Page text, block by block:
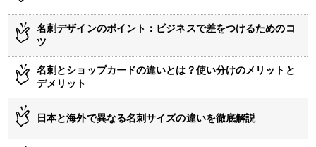
名刺デザインのポイント：ビジネスで差をつけるためのコ
ツ
名刺とショップカードの違いとは？使い分けのメリットと
デメリット
日本と海外で異なる名刺サイズの違いを徹底解説